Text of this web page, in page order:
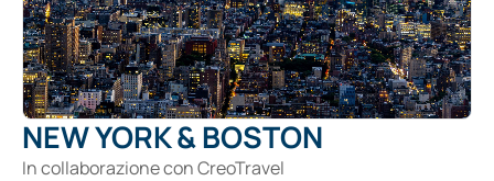
NEW YORK & BOSTON
In collaborazione con CreoTravel